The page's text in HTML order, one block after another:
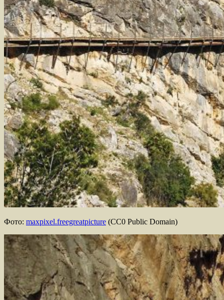
Фото: maxpixel.freegreatpicture (CC0 Public Domain)